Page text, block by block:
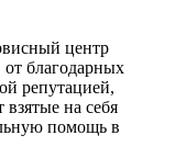
центр
благодарных
репутацией,
на себя
помощь в